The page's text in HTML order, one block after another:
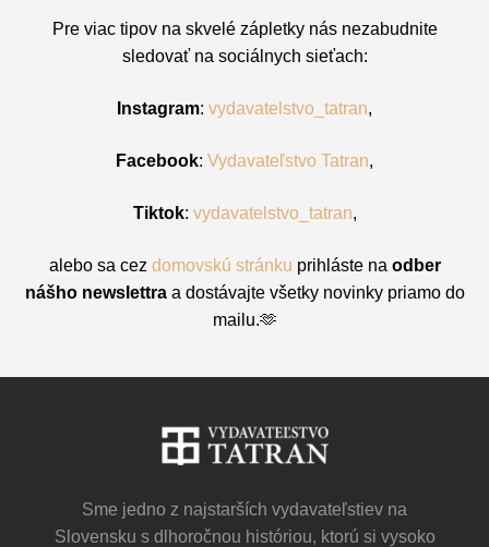
Pre viac tipov na skvelé zápletky nás nezabudnite
sledovať na sociálnych sieťach:
Instagram: vydavatelstvo_tatran,
Facebook: Vydavateľstvo Tatran,
Tiktok: vydavatelstvo_tatran,
alebo sa cez domovskú stránku prihláste na odber
nášho newslettraa dostávajte všetky novinky priamo do
mailu.🫶
Sme jedno z najstarších vydavateľstiev na
Slovensku s dlhoročnou históriou, ktorú si vysoko